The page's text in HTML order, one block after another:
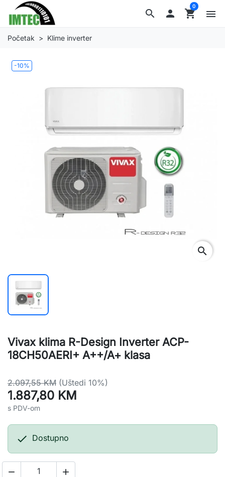
search  shopping_cart
0
menu
Početak Klime inverter
-10%
search
Vivax klima R-Design Inverter ACP-
18CH50AERI+ A++/A+ klasa
2.097,55 KM (Uštedi 10%)
1.887,80 KM
s PDV-om
 Dostupno
 